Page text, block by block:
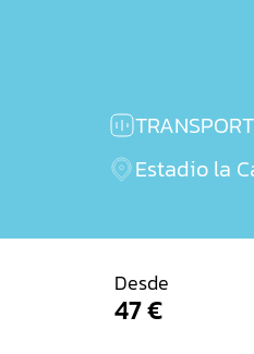
Estadio la
Desde
47 €